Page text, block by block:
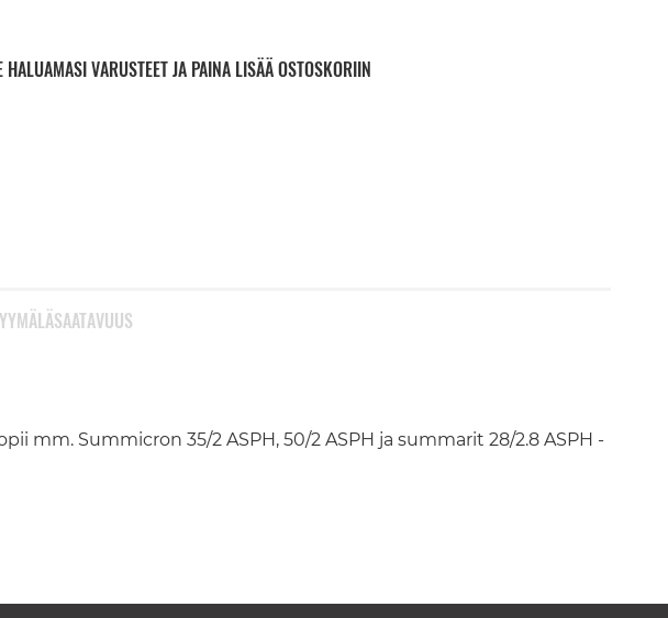
VARUSTEET JA PAINA LISÄÄ OSTOSKORIIN
mm. Summicron 35/2 ASPH, 50/2 ASPH ja summarit 28/2.8 ASPH -